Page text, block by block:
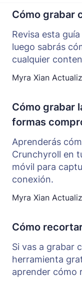
Cómo grabar
Revisa esta
luego sabrás
cualquier
Myra Xian
Cómo grabar
formas
Aprenderás
Crunchyroll en
móvil para
conexión.
Myra Xian
Cómo
Si vas a grabar
herramienta
aprender cómo